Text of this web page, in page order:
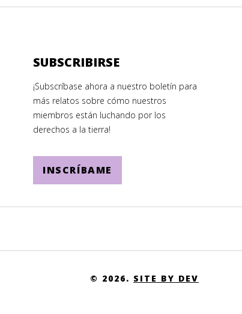
SUBSCRIBIRSE
¡Subscríbase ahora a nuestro boletín para
más relatos sobre cómo nuestros
miembros están luchando por los
derechos a la tierra!
INSCRÍBAME
© 2026. SITE BY DEV